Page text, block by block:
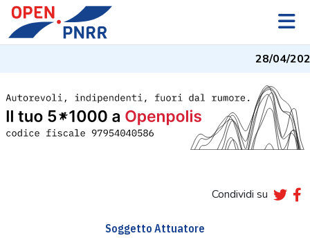
28/04/
Condividi su
Soggetto Attuatore